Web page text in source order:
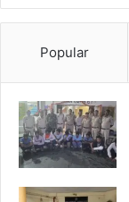
Popular